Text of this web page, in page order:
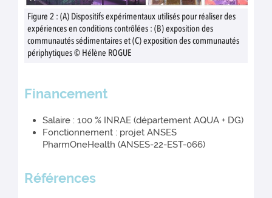
Figure 2 : (A) Dispositifs expérimentaux utilisés pour réaliser des
expériences en conditions contrôlées : (B) exposition des
communautés sédimentaires et (C) exposition des communautés
périphytiques © Hélène ROGUE
Financement
Salaire : 100 % INRAE (département AQUA + DG)
Fonctionnement : projet ANSES
PharmOneHealth (ANSES-22-EST-066)
Références